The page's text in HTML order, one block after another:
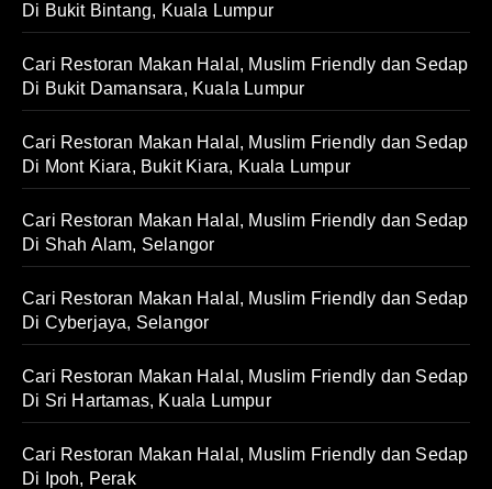
Di Bukit Bintang, Kuala Lumpur
Cari Restoran Makan Halal, Muslim Friendly dan Sedap
Di Bukit Damansara, Kuala Lumpur
Cari Restoran Makan Halal, Muslim Friendly dan Sedap
Di Mont Kiara, Bukit Kiara, Kuala Lumpur
Cari Restoran Makan Halal, Muslim Friendly dan Sedap
Di Shah Alam, Selangor
Cari Restoran Makan Halal, Muslim Friendly dan Sedap
Di Cyberjaya, Selangor
Cari Restoran Makan Halal, Muslim Friendly dan Sedap
Di Sri Hartamas, Kuala Lumpur
Cari Restoran Makan Halal, Muslim Friendly dan Sedap
Di Ipoh, Perak